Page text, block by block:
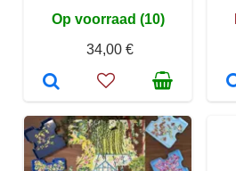
Op voorraad (10)
34,00 €